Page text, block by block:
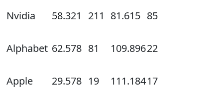
Nvidia 58.321 211 81.615 85
Alphabet 62.578 81 109.89622
Apple 29.578 19 111.18417